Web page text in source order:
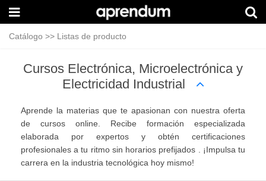
Catálogo >> Listas de producto
Cursos Electrónica, Microelectrónica y
Electricidad Industrial
Aprende la materias que te apasionan con nuestra oferta
de cursos online. Recibe formación especializada
elaborada por expertos y obtén certificaciones
profesionales a tu ritmo sin horarios prefijados . ¡Impulsa tu
carrera en la industria tecnológica hoy mismo!